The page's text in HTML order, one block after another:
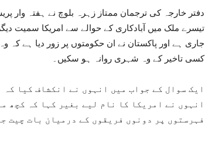
دفتر خارجہ کی ترجمان ممتاز زہرہ بلوچ نے ہفتہ وار
تیسرے ملک میں آبادکاری کے حوالے سے امریکا سمیت
جاری ہے اور پاکستان نے ان حکومتوں پر زور دیا ہے کہ
کسی تاخیر کے وہ شہری روانہ ہو سکیں۔
ایک سوال کے جواب میں انہوں نے انکشاف کیا
انہوں نے امریکا کا نام لیے بغیر کہا کہ کچھ
فہرستوں پر دونوں فریقوں کے درمیان بات چیت